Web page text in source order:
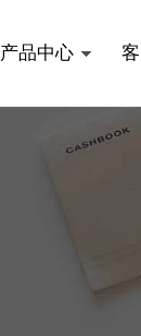
产品中心